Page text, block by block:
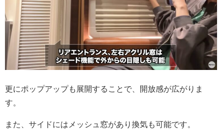
更にポップアップも展開することで、開放感が広がりま
す。
また、サイドにはメッシュ窓があり換気も可能です。